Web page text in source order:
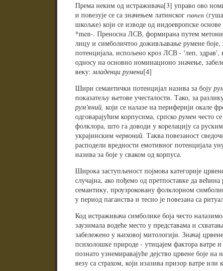
Према неким од истраживача[3] управо ово
и повезује се са значењем латинског rumen
шкољке) који се изводе од индоевропске
*men-. Преносна ЛСВ, формирана путем
лицу и симболичтоо доживљавање румене
потенцијала, испољено кроз ЛСВ - 'леп, здрав',
односу на основно номинационо значење,
веку:младенци румени[4]
Шири семантички потенцијал назива за боју
показатељу њетове учесталости. Тако, за
рум'яний, који се налазе на периферији окале
одговарајућим корпусима, српско руменчесто
фолклора, што га доводи у корелацију са
украјинским червоний. Таква повезаност
расподели вредности емотивног потенцијала
назива за боје у сваком од корпуса.
Широка заступљеност појмова категорије
случајна, ако пођемо од претпоставке да
семантику, проузроковану фолклорном
у период паганства и тесно је повезана са
Код истраживача симболике боја често налазимо
заузимала водеће место у представама и
забележено у њиховој митологији. Значај
психолошке природе - утицајем фактора ватре
познато узнемиравајуће дејство црвене боје
везу са страхом, који изазива призор ватре или